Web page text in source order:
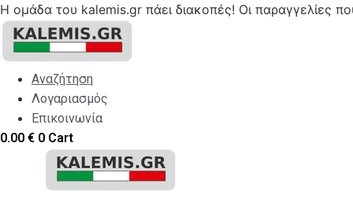
Η ομάδα του kalemis.gr πάει διακοπές! Οι παραγγελίες
Skip
content
Αναζήτηση
Λογαριασμός
Επικοινωνία
0.00 € 0 Cart